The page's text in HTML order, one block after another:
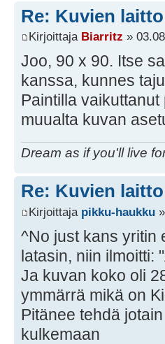
Re: Kuvien laitto
Kirjoittaja Biarritz »
Joo, 90 x 90. Itse
kanssa, kunnes
Paintilla
muualta kuvan
Dream as if you'll live
Re: Kuvien laitto
Kirjoittaja pikku-haukku
^No just kans yritin
latasin, niin ilmoitti:
Ja kuvan koko oli
ymmärrä mikä on
Pitänee tehdä
kulkemaan